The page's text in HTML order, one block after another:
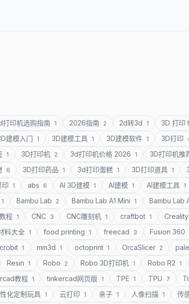
打印机选购指南 1 2026指南 2 2d转3d 1 3D 打印
建模入门 1 3D建模工具 1 3D建模软件 1 3D打印
1 3D打印机 2 3d打印机价格 2026 1 3D打印机推
6 3D打印药品 1 3d打印蛋糕 1 3D打印道具 1
印 1 abs 6 AI 3D建模 1 AI建模 1 AI建模工具 1
1 Bambu Lab 2 Bambu Lab A1 Mini 1 Bambu Lab
程 1 CNC 3 CNC雕刻机 1 craftbot 1 Creality
料大全 1 food printing 1 freecad 3 Fusion 360
1 mm3d 1 octoprint 1 OrcaSlicer 2
Resin 1 Robo 2 Robo 3D打印机 1 Robo R2 1
教程 1 tinkercad网页版 1 TPE 1 TPU 7
化定制玩具 1 云打印 1 亲子 1 人像扫描 1 传